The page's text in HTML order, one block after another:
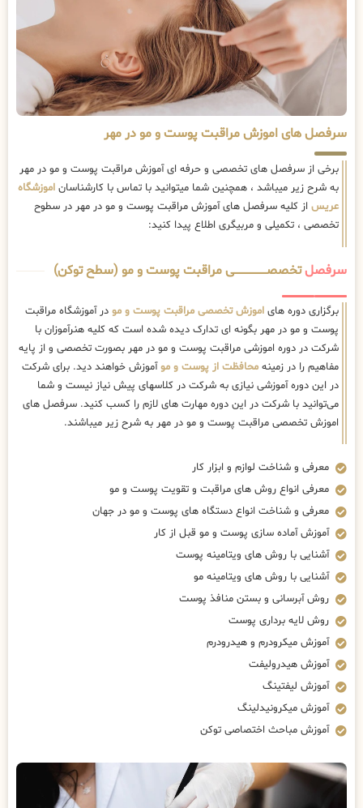
سرفصل های اموزش مراقبت پوست و مو در مهر
برخی از سرفصل های تخصصی و حرفه ای آموزش مراقبت پوست و مو در مهر
به شرح زیر میباشد ، همچنین شما میتوانید با تماس با کارشناسان اموزشگاه
عریس از کلیه سرفصل های آموزش مراقبت پوست و مو در مهر در سطوح
تخصصی ، تکمیلی و مربیگری اطلاع پیدا کنید:
سرفصلتخصصــــــــــــــــــــی مراقبت پوست و مو (سطح توکن)
برگزاری دوره های اموزش تخصصی مراقبت پوست و مو در آموزشگاه مراقبت
پوست و مو در مهر بگونه ای تدارک دیده شده است که کلیه هنرآموزان با
شرکت در دوره اموزشی مراقبت پوست و مو در مهر بصورت تخصصی و از پایه
مفاهیم را در زمینه محافظت از پوست و موآموزش خواهند دید. برای شرکت
در این دوره آموزشی نیازی به شرکت در کلاسهای پیش نیاز نیست و شما
می‌توانید با شرکت در این دوره مهارت های لازم را کسب کنید. سرفصل های
اموزش تخصصی مراقبت پوست و مو در مهر به شرح زیر میباشند.
معرفی و شناخت لوازم و ابزار کار
معرفی انواع روش های مراقبت و تقویت پوست و مو
معرفی و شناخت انواع دستگاه های پوست و مو در جهان
آموزش آماده سازی پوست و مو قبل از کار
آشنایی با روش های ویتامینه پوست
آشنایی با روش های ویتامینه مو
روش آبرسانی و بستن منافذ پوست
روش لایه برداری پوست
آموزش میکرودرم و هیدرودرم
آموزش هیدرولیفت
آموزش لیفتینگ
آموزش میکرونیدلینگ
آموزش مباحث اختصاصی توکن